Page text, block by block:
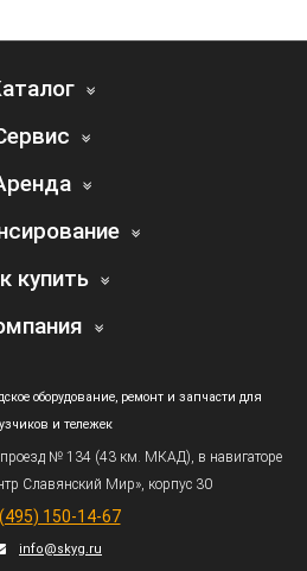
купить
оборудование, ремонт и запчасти для
и тележек
№ 134 (43км. МКАД), в навигаторе
Славянский Мир», корпус 30
(495) 150-14-67
info@skyg.ru